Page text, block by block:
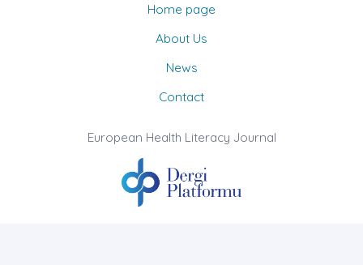
Home page
About Us
News
Contact
European Health Literacy Journal